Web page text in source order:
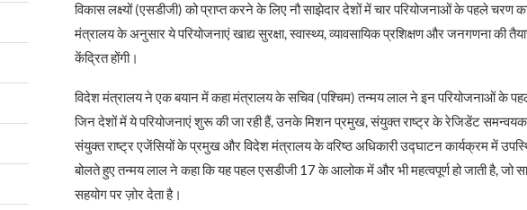
विकास लक्ष्यों (एसडीजी) को प्राप्त करने के लिए नौ साझेदार देशों में चार परियोजनाओं के पहले चरण
मंत्रालय के अनुसार ये परियोजनाएं खाद्य सुरक्षा, स्वास्थ्य, व्यावसायिक प्रशिक्षण और जनगणना की
केंद्रित होंगी।
विदेश मंत्रालय ने एक बयान में कहा मंत्रालय के सचिव (पश्चिम) तन्मय लाल ने इन परियोजनाओं के
जिन देशों में ये परियोजनाएं शुरू की जा रही हैं, उनके मिशन प्रमुख, संयुक्त राष्ट्र के रेजिडेंट समन्वयक
संयुक्त राष्ट्र एजेंसियों के प्रमुख और विदेश मंत्रालय के वरिष्ठ अधिकारी उद्घाटन कार्यक्रम में
बोलते हुए तन्मय लाल ने कहा कि यह पहल एसडीजी 17 के आलोक में और भी महत्वपूर्ण हो जाती है, जो
सहयोग पर ज़ोर देता है।